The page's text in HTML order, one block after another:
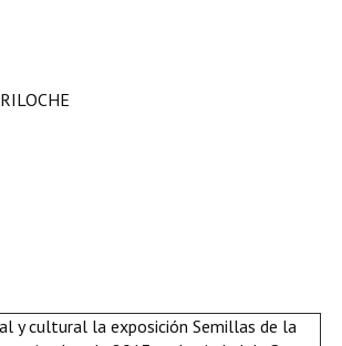
y cultural la exposición Semillas de la